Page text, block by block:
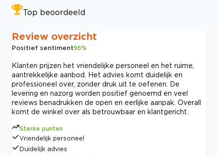
Top beoordeeld
Review overzicht
Positief sentiment96%
Klanten prijzen het vriendelijke personeel en het ruime,
aantrekkelijke aanbod. Het advies komt duidelijk en
professioneel over, zonder druk uit te oefenen. De
levering en nazorg worden positief genoemd en veel
reviews benadrukken de open en eerlijke aanpak. Overall
komt de winkel over als betrouwbaar en klantgericht.
Sterke punten
Vriendelijk personeel
Duidelijk advies